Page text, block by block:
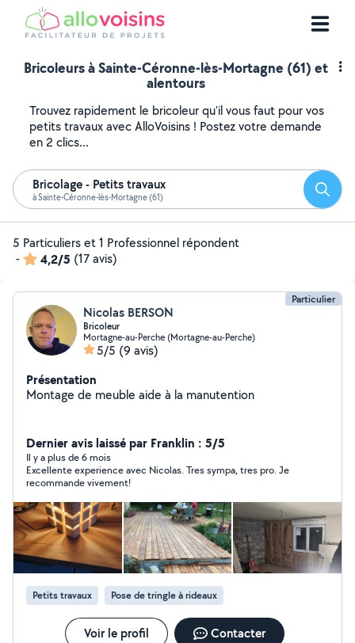
Bricoleurs à Sainte-Céronne-lès-Mortagne (61) et
alentours
Trouvez rapidement le bricoleur qu'il vous faut pour vos
petits travaux avec AlloVoisins ! Postez votre demande
en 2 clics...
Bricolage - Petits travaux
à Sainte-Céronne-lès-Mortagne (61)
5 Particuliers et 1 Professionnel répondent
-
4,2/5 (17 avis)
Particulier
Nicolas BERSON
Bricoleur
Mortagne-au-Perche (Mortagne-au-Perche)
5/5 (9 avis)
Présentation
Montage de meuble aide à la manutention
Dernier avis laissé par Franklin : 5/5
Il y a plus de 6 mois
Excellente experience avec Nicolas. Tres sympa, tres pro. Je
recommande vivement!
Petits travaux Pose de tringle à rideaux
Voir le profil Contacter